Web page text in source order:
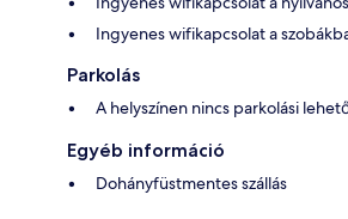
Ingyenes wifikapcsolat a
Parkolás
A helyszínen nincs parkolási
Egyéb információ
Dohányfüstmentes szállás